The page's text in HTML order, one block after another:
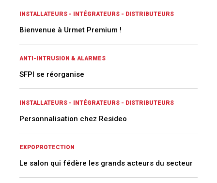
INSTALLATEURS - INTÉGRATEURS - DISTRIBUTEURS
Bienvenue à Urmet Premium !
ANTI-INTRUSION & ALARMES
SFPI se réorganise
INSTALLATEURS - INTÉGRATEURS - DISTRIBUTEURS
Personnalisation chez Resideo
EXPOPROTECTION
Le salon qui fédère les grands acteurs du secteur